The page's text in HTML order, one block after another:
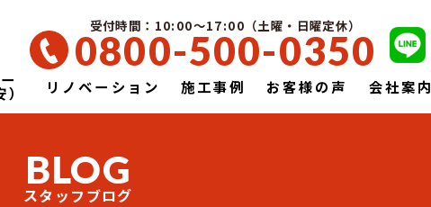
受付時間：10:00～17:00（土曜・日曜定休）
0800-500-0350
リノベーション 施工事例 お客様の声 会社案内
BLOG
スタッフブログ